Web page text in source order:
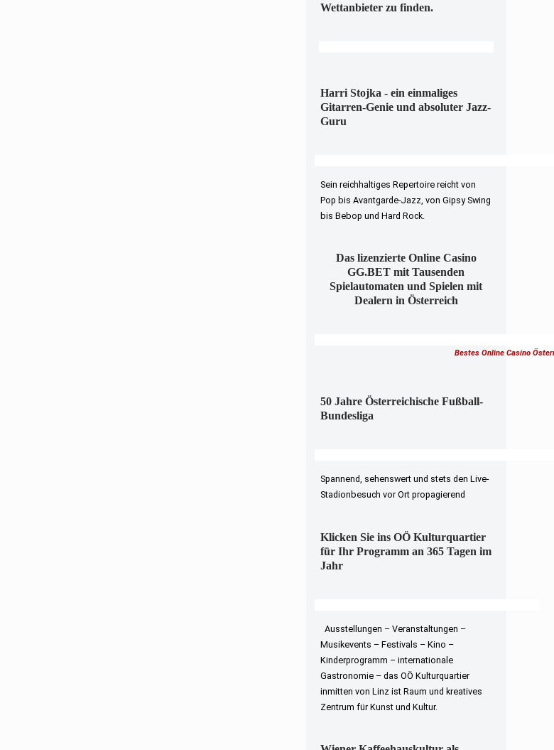
Wettanbieter zu finden.
Harri Stojka - ein einmaliges
Gitarren-Genie und absoluter Jazz-
Guru
Sein reichhaltiges Repertoire reicht von
Pop bis Avantgarde-Jazz, von Gipsy Swing
bis Bebop und Hard Rock.
Das lizenzierte Online Casino
GG.BET mit Tausenden
Spielautomaten und Spielen mit
Dealern in Österreich
Bestes Online Casino
50 Jahre Österreichische Fußball-
Bundesliga
Spannend, sehenswert und stets den Live-
Stadionbesuch vor Ort propagierend
Klicken Sie ins OÖ Kulturquartier
für Ihr Programm an 365 Tagen im
Jahr
Ausstellungen – Veranstaltungen –
Musikevents – Festivals – Kino –
Kinderprogramm – internationale
Gastronomie – das OÖ Kulturquartier
inmitten von Linz ist Raum und kreatives
Zentrum für Kunst und Kultur.